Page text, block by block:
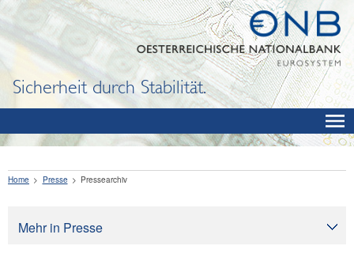
Sicherheit durch Stabilität.
Mehr in Presse
Home Presse Pressearchiv